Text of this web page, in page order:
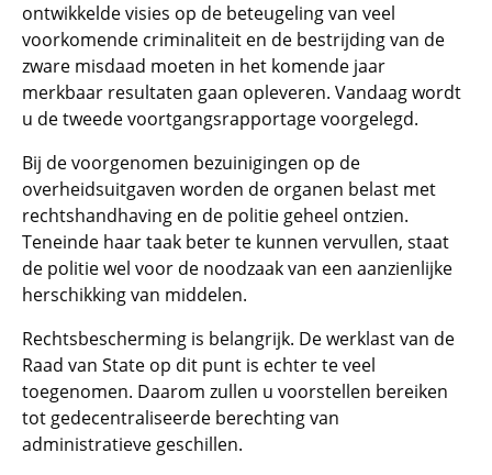
ontwikkelde visies op de beteugeling van veel
voorkomende criminaliteit en de bestrijding van de
zware misdaad moeten in het komende jaar
merkbaar resultaten gaan opleveren. Vandaag wordt
u de tweede voortgangsrapportage voorgelegd.
Bij de voorgenomen bezuinigingen op de
overheidsuitgaven worden de organen belast met
rechtshandhaving en de politie geheel ontzien.
Teneinde haar taak beter te kunnen vervullen, staat
de politie wel voor de noodzaak van een aanzienlijke
herschikking van middelen.
Rechtsbescherming is belangrijk. De werklast van de
Raad van State op dit punt is echter te veel
toegenomen. Daarom zullen u voorstellen bereiken
tot gedecentraliseerde berechting van
administratieve geschillen.